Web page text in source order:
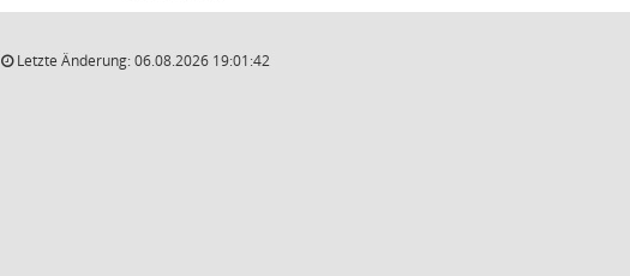
Letzte Änderung: 06.08.2026 19:01:42